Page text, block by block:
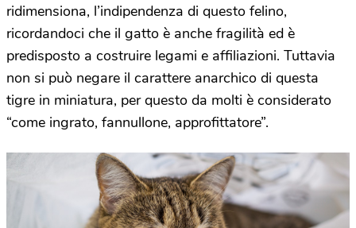
ridimensiona, l’indipendenza di questo felino,
ricordandoci che il gatto è anche fragilità ed è
predisposto a costruire legami e affiliazioni. Tuttavia
non si può negare il carattere anarchico di questa
tigre in miniatura, per questo da molti è considerato
“come ingrato, fannullone, approfittatore”.